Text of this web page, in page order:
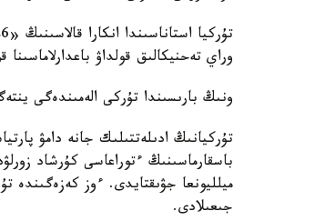
وراي تەحنيكالىق قولداۋ
ونىڭ بارىسىندا تۇركى الەمىندەگى
تۇركيانىڭ ادىلەتتىلىك جانە دامۋ
جىعىلادى.